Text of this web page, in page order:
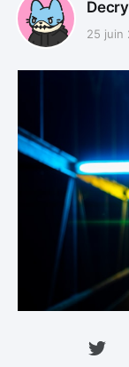
25 juin